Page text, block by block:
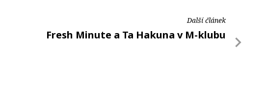
Další článek
Fresh Minute a Ta Hakuna v M-klubu